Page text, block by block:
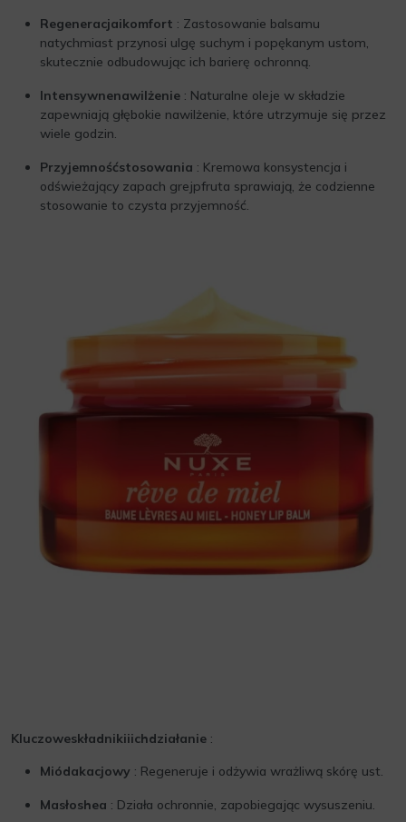
Regeneracjaikomfort : Zastosowanie balsamu
natychmiast przynosi ulgę suchym i popękanym ustom,
skutecznie odbudowując ich barierę ochronną.
Intensywnenawilżenie : Naturalne oleje w składzie
zapewniają głębokie nawilżenie, które utrzymuje się przez
wiele godzin.
Przyjemnośćstosowania : Kremowa konsystencja i
odświeżający zapach grejpfruta sprawiają, że codzienne
stosowanie to czysta przyjemność.
Kluczoweskładnikiiichdziałanie :
Miódakacjowy : Regeneruje i odżywia wrażliwą skórę ust.
Masłoshea : Działa ochronnie, zapobiegając wysuszeniu.